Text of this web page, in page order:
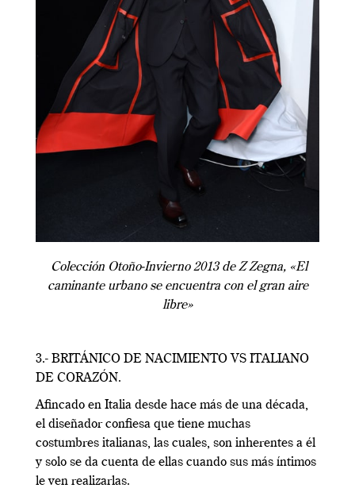
Colección Otoño-Invierno 2013 de Z Zegna, «El
caminante urbano se encuentra con el gran aire
libre»
3.- BRITÁNICO DE NACIMIENTO VS ITALIANO
DE CORAZÓN.
Afincado en Italia desde hace más de una década,
el diseñador confiesa que tiene muchas
costumbres italianas, las cuales, son inherentes a él
y solo se da cuenta de ellas cuando sus más íntimos
le ven realizarlas.